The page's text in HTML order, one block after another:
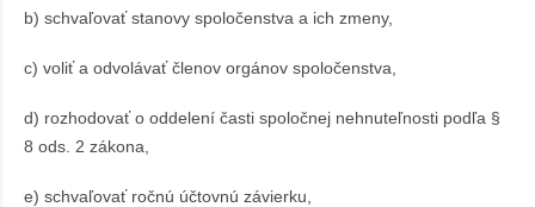
b) schvaľovať stanovy spoločenstva a ich zmeny,
c) voliť a odvolávať členov orgánov spoločenstva,
d) rozhodovať o oddelení časti spoločnej nehnuteľnosti podľa §
8 ods. 2 zákona,
e) schvaľovať ročnú účtovnú závierku,